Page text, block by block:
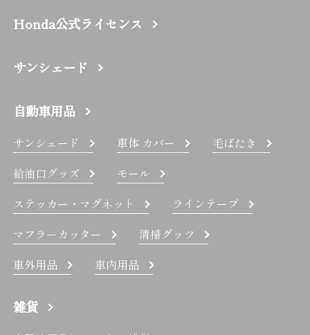
Honda公式ライセンス
サンシェード
自動車用品
サンシェード 車体 カバー
毛ばたき
給油口グッズ
モール
ステッカー・マグネット
ラインテープ
マフラーカッター
清掃グッツ
車外用品
車内用品
雑貨